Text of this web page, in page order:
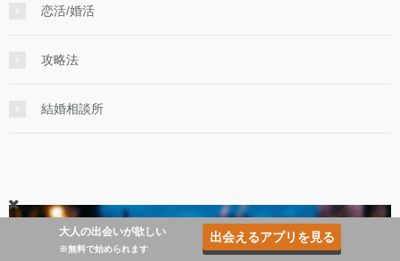
恋活/婚活
攻略法
結婚相談所
大人の出会いが欲しい
※無料で始められます
出会えるアプリを見る